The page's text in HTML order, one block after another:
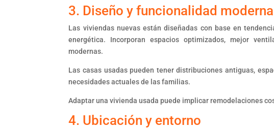
3. Diseño y funcionalidad moderna
Las viviendas nuevas están diseñadas con base en
energética. Incorporan espacios optimizados, mejor
modernas.
Las casas usadas pueden tener distribuciones antiguas,
necesidades actuales de las familias.
Adaptar una vivienda usada puede implicar remodelaciones
4. Ubicación y entorno